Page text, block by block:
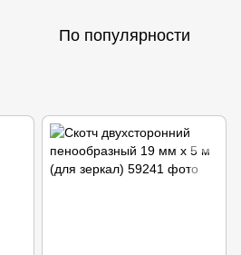
По популярности